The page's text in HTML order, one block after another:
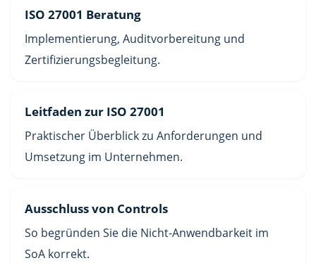
ISO 27001 Beratung
Implementierung, Auditvorbereitung und
Zertifizierungsbegleitung.
Leitfaden zur ISO 27001
Praktischer Überblick zu Anforderungen und
Umsetzung im Unternehmen.
Ausschluss von Controls
So begründen Sie die Nicht-Anwendbarkeit im
SoA korrekt.